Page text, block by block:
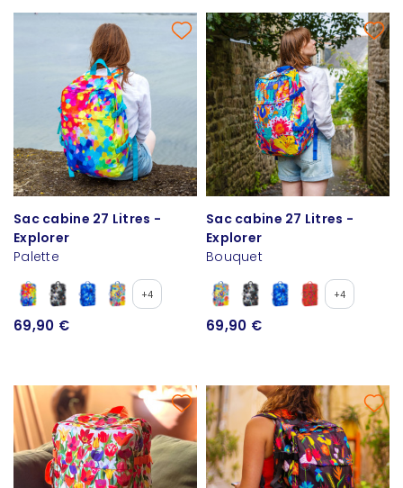
Sac cabine 27 Litres -
Explorer
Palette
+4
69,90 €
Sac cabine 27 Litres -
Explorer
Bouquet
+4
69,90 €